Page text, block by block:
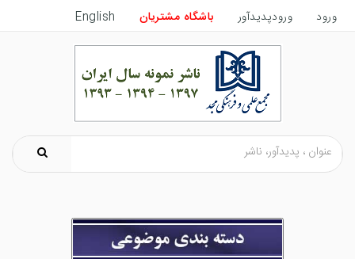
ورود ورودپدیدآور باشگاه مشتریان English